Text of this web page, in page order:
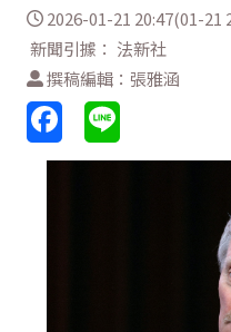
2026-01-21 20:47(01-21
新聞引據： 法新社
撰稿編輯：張雅涵